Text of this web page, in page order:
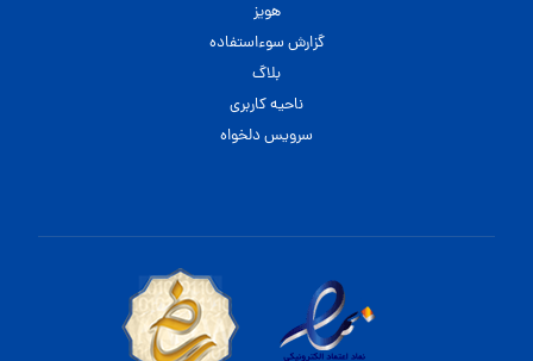
هویز
گزارش سوءاستفاده
بلاگ
ناحیه کاربری
سرویس دلخواه